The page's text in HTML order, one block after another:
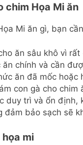
chim Họa Mi ăn
Mi ăn gì, bạn
ăn sâu khô vì
chính và cần
ăn đã mốc hoặc
con gà cho chim
duy trì và ổn định,
đảm bảo sạch sẽ
mi